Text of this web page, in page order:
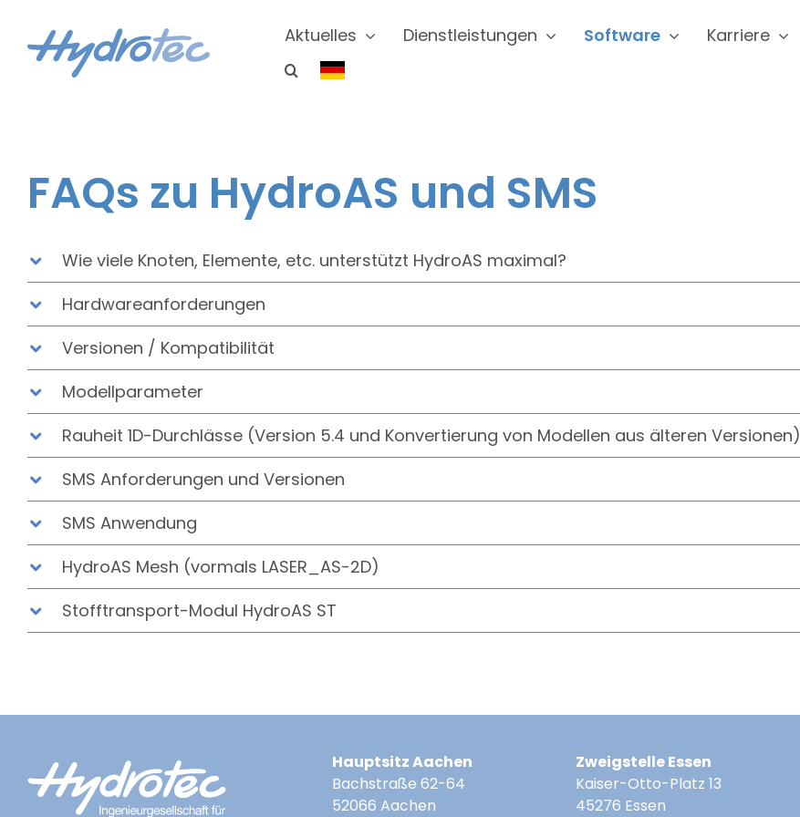
springen
Aktuelles Dienstleistungen Software Karriere
FAQs zu HydroAS und SMS
Wie viele Knoten, Elemente, etc. unterstützt HydroAS maximal?
Hardwareanforderungen
Versionen / Kompatibilität
Modellparameter
Rauheit 1D-Durchlässe (Version 5.4 und Konvertierung von Modellen aus älteren Versionen)
SMS Anforderungen und Versionen
SMS Anwendung
HydroAS Mesh (vormals LASER_AS-2D)
Stofftransport-Modul HydroAS ST
Hauptsitz Aachen
Bachstraße 62-64
52066 Aachen
Zweigstelle Essen
Kaiser-Otto-Platz 13
45276 Essen